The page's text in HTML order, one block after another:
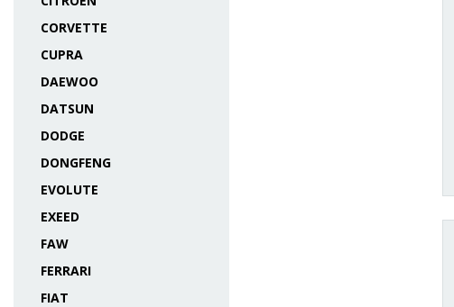
CORVETTE
CUPRA
DAEWOO
DATSUN
DODGE
DONGFENG
EVOLUTE
EXEED
FAW
FERRARI
FIAT